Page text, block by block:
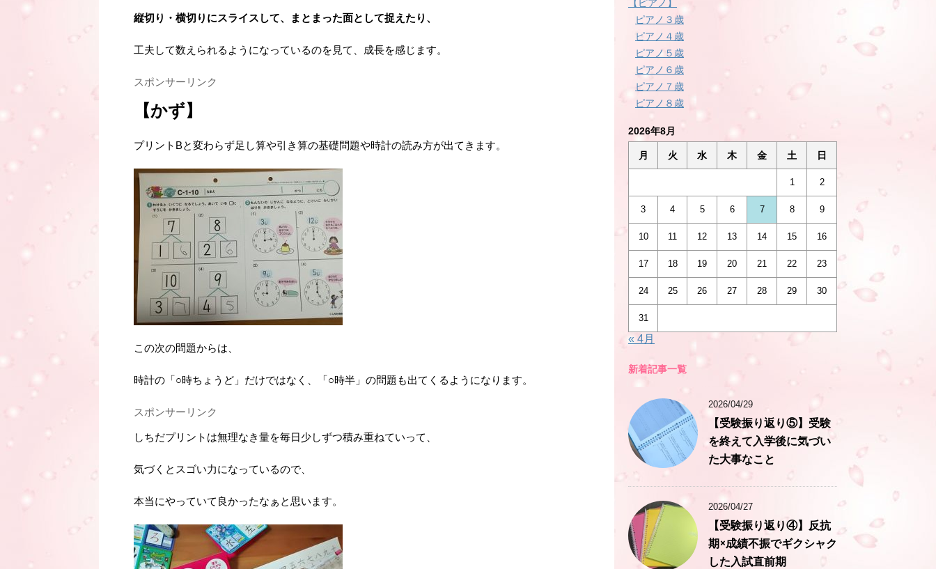
縦切り・横切りにスライスして、まとまった面として捉えたり、
工夫して数えられるようになっているのを見て、成長を感じます。
スポンサーリンク
【かず】
プリントBと変わらず足し算や引き算の基礎問題や時計の読み方が出てきます。
この次の問題からは、
時計の「○時ちょうど」だけではなく、「○時半」の問題も出てくるようになります。
スポンサーリンク
しちだプリントは無理なき量を毎日少しずつ積み重ねていって、
気づくとスゴい力になっているので、
本当にやっていて良かったなぁと思います。
【ピアノ】
ピアノ３歳
ピアノ４歳
ピアノ５歳
ピアノ６歳
ピアノ７歳
ピアノ８歳
2026年8月
月 火 水 木 金 土 日
1 2
3 4 5 6 7 8 9
10 11 12 13 14 15 16
17 18 19 20 21 22 23
24 25 26 27 28 29 30
31
« 4月
新着記事一覧
2026/04/29
【受験振り返り⑤】受験
を終えて入学後に気づい
た大事なこと
2026/04/27
【受験振り返り④】反抗
期×成績不振でギクシャク
した入試直前期